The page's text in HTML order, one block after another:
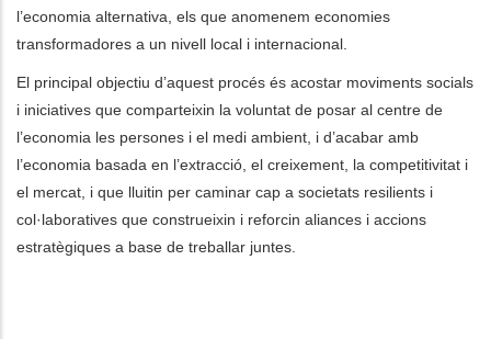
l’economia alternativa, els que anomenem economies
transformadores a un nivell local i internacional.
El principal objectiu d’aquest procés és acostar moviments socials
i iniciatives que comparteixin la voluntat de posar al centre de
l’economia les persones i el medi ambient, i d’acabar amb
l’economia basada en l’extracció, el creixement, la competitivitat i
el mercat, i que lluitin per caminar cap a societats resilients i
col·laboratives que construeixin i reforcin aliances i accions
estratègiques a base de treballar juntes.